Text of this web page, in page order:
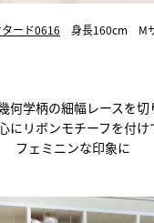
ード0616 身長160cm M
何学柄の細幅レースを切
にリボンモチーフを付け
フェミニンな印象に